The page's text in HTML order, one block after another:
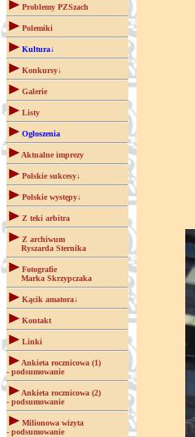
Problemy PZSzach
Polemiki
Kultura↓
Konkursy↓
Galerie
Listy
Ogłoszenia
Aktualne imprezy
Polskie sukcesy↓
Polskie występy↓
Z teki arbitra
Z archiwum
Ryszarda Sternika
Fotografie
Marka Skrzypczaka
Kącik amatora↓
Kontakt
Linki
Ankieta rocznicowa (1)
- podsumowanie
Ankieta rocznicowa (2)
- podsumowanie
Milionowa wizyta
- podsumowanie